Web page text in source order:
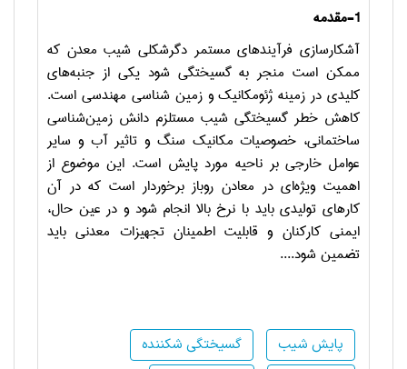
1-مقدمه
آشکارسازی فرآیندهای مستمر دگرشکلی شیب معدن که
ممکن است منجر به گسیختگی شود یکی از جنبه‌های
کلیدی در زمینه ژئومکانیک و زمین شناسی مهندسی است.
کاهش خطر گسیختگی شیب مستلزم دانش زمین‌شناسی
ساختمانی، خصوصیات مکانیک سنگ و تاثیر آب و سایر
عوامل خارجی بر ناحیه مورد پایش است. این موضوع از
اهمیت ویژه‌ای در معادن روباز برخوردار است که در آن
کارهای تولیدی باید با نرخ بالا انجام شود و در عین حال،
ایمنی کارکنان و قابلیت اطمینان تجهیزات معدنی باید
تضمین شود....
گسیختگی شکننده
پایش شیب